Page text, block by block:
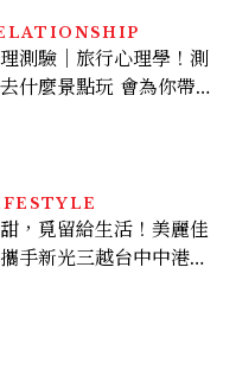
測驗｜旅行心理學！測
什麼景點玩 會為你帶來
，覓留給生活！美麗佳
手新光三越台中中港